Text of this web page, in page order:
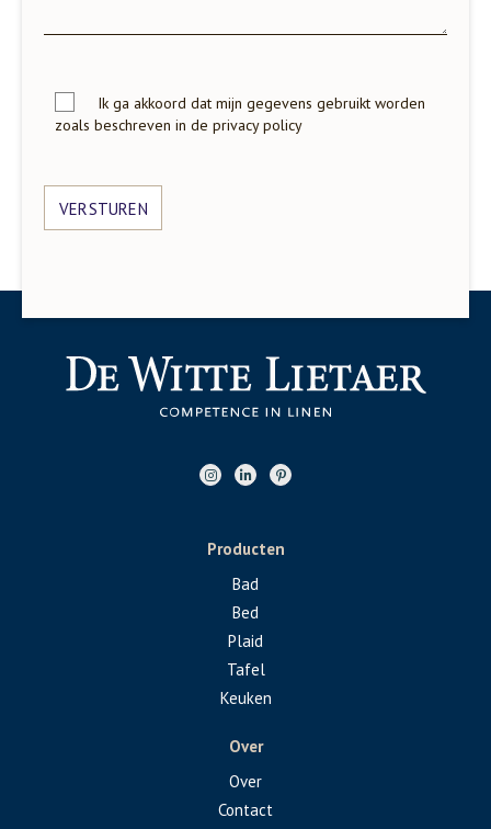
Ik ga akkoord dat mijn gegevens gebruikt worden
zoals beschreven in de privacy policy
VERSTUREN
Producten
Bad
Bed
Plaid
Tafel
Keuken
Over
Over
Contact